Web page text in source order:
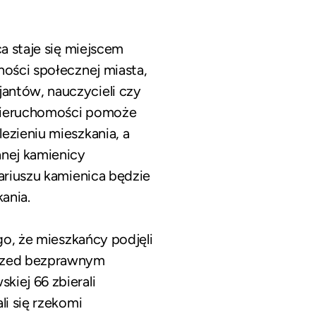
staje się miejscem
społecznej miasta,
nauczycieli czy
pomoże
mieszkania, a
kamienicy
kamienica będzie
że mieszkańcy podjęli
bezprawnym
66 zbierali
się rzekomi